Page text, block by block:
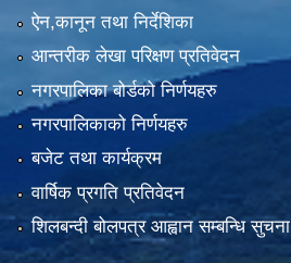
ऐन,कानून तथा निर्देशिका
आन्तरीक लेखा परिक्षण प्रतिवेदन
नगरपालिका बोर्डको निर्णयहरु
नगरपालिकाको निर्णयहरु
बजेट तथा कार्यक्रम
वार्षिक प्रगति प्रतिवेदन
शिलबन्दी बोलपत्र आह्वान सम्बन्धि सुचना